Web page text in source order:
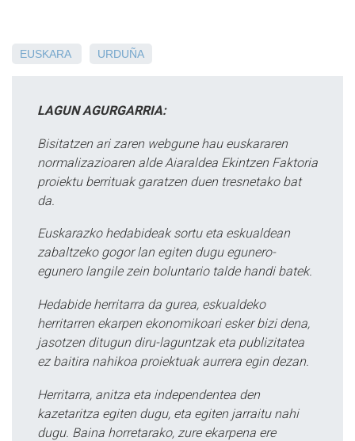
EUSKARA URDUÑA
LAGUN AGURGARRIA:
Bisitatzen ari zaren webgune hau euskararen
normalizazioaren alde Aiaraldea Ekintzen Faktoria
proiektu berrituak garatzen duen tresnetako bat
da.
Euskarazko hedabideak sortu eta eskualdean
zabaltzeko gogor lan egiten dugu egunero-
egunero langile zein boluntario talde handi batek.
Hedabide herritarra da gurea, eskualdeko
herritarren ekarpen ekonomikoari esker bizi dena,
jasotzen ditugun diru-laguntzak eta publizitatea
ez baitira nahikoa proiektuak aurrera egin dezan.
Herritarra, anitza eta independentea den
kazetaritza egiten dugu, eta egiten jarraitu nahi
dugu. Baina horretarako, zure ekarpena ere